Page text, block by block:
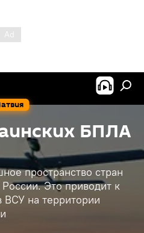
БПЛА
пространство стран
Это приводит к
ВСУ на территории